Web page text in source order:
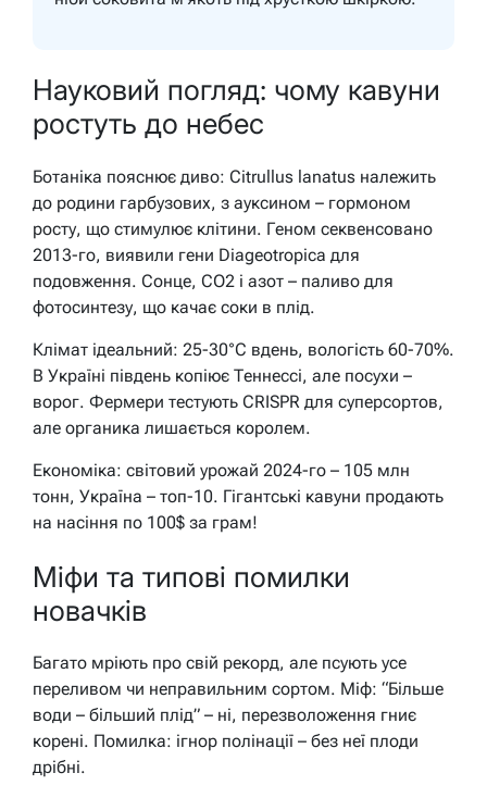
Науковий погляд: чому кавуни
ростуть до небес
Ботаніка пояснює диво: Citrullus lanatus належить
до родини гарбузових, з ауксином – гормоном
росту, що стимулює клітини. Геном секвенсовано
2013-го, виявили гени Diageotropica для
подовження. Сонце, CO2 і азот – паливо для
фотосинтезу, що качає соки в плід.
Клімат ідеальний: 25-30°C вдень, вологість 60-70%.
В Україні південь копіює Теннессі, але посухи –
ворог. Фермери тестують CRISPR для суперсортов,
але органика лишається королем.
Економіка: світовий урожай 2024-го – 105 млн
тонн, Україна – топ-10. Гігантські кавуни продають
на насіння по 100$ за грам!
Міфи та типові помилки
новачків
Багато мріють про свій рекорд, але псують усе
переливом чи неправильним сортом. Міф: “Більше
води – більший плід” – ні, перезволоження гниє
корені. Помилка: ігнор полінації – без неї плоди
дрібні.